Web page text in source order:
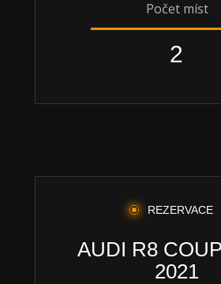
2
Počet míst
AUDI R8
2021
REZERVACE